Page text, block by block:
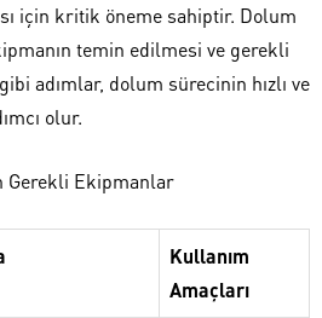
için kritik öneme sahiptir. Dolum
temin edilmesi ve gerekli
adımlar, dolum sürecinin hızlı ve
olur.
Gerekli Ekipmanlar
Kullanım
Amaçları